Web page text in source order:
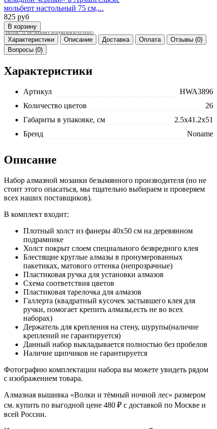
мольберт настольный 75 см,...
825 руб
Характеристики Описание Доставка Оплата
Отзывы (0)
Вопросы (0)
Характеристики
Артикул
HWA3896
Количество цветов
26
Габариты в упаковке, см
2.5x41.2x51
Бренд
Noname
Описание
Набор алмазной мозаики безымянного производителя (но не
стоит этого опасаться, мы тщательно выбираем и проверяем
всех наших поставщиков).
В комплект входит:
Плотный холст из фанеры 40x50 см на деревянном
подрамнике
Холст покрыт слоем специального безвредного клея
Блестящие круглые алмазы в пронумерованных
пакетиках, матового оттенка (непрозрачные)
Пластиковая ручка для установки алмазов
Схема соответствия цветов
Пластиковая тарелочка для алмазов
Галлерта (квадратный кусочек застывшего клея для
ручки, помогает крепить алмазы,есть не во всех
наборах)
Держатель для крепления на стену, шурупы(наличие
креплений не гарантируется)
Данный набор выкладывается полностью без пробелов
Наличие щипчиков не гарантируется
Фотографию комплектации набора вы можете увидеть рядом
с изображением товара.
Алмазная вышивка «Волки и тёмный ночной лес» размером
см. купить по выгодной цене 480 ₽ с доставкой по Москве и
всей России.